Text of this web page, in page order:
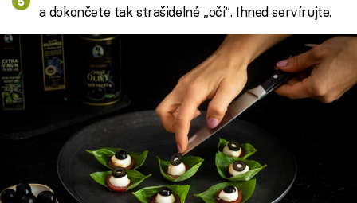
a dokončete tak strašidelné „oči“. Ihned servírujte.